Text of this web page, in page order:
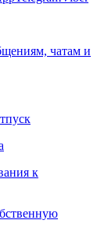
чатам и
к